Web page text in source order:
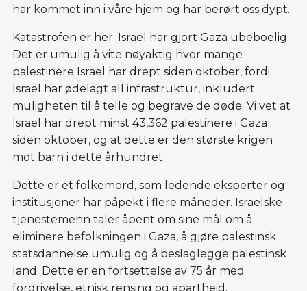
har kommet inn i våre hjem og har berørt oss dypt.
Katastrofen er her: Israel har gjort Gaza ubeboelig.
Det er umulig å vite nøyaktig hvor mange
palestinere Israel har drept siden oktober, fordi
Israel har ødelagt all infrastruktur, inkludert
muligheten til å telle og begrave de døde. Vi vet at
Israel har drept minst 43,362 palestinere i Gaza
siden oktober, og at dette er den største krigen
mot barn i dette århundret.
Dette er et folkemord, som ledende eksperter og
institusjoner har påpekt i flere måneder. Israelske
tjenestemenn taler åpent om sine mål om å
eliminere befolkningen i Gaza, å gjøre palestinsk
statsdannelse umulig og å beslaglegge palestinsk
land. Dette er en fortsettelse av 75 år med
fordrivelse, etnisk rensing og apartheid.